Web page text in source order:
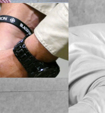
oder PareyGo?
Abo-Vorteilen!
an oder
finden Sie Ihr